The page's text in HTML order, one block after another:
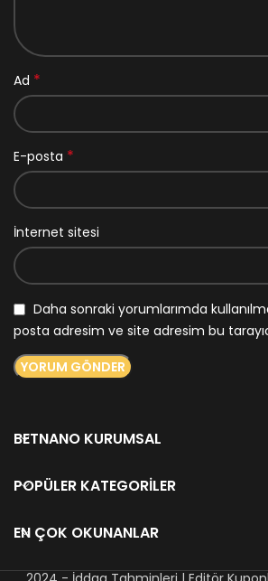
Ad *
E-posta *
İnternet sitesi
Daha sonraki yorumlarımda
posta adresim ve site adresim bu
BETNANO KURUMSAL
POPÜLER KATEGORILER
EN ÇOK OKUNANLAR